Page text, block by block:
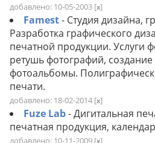
добавлено: 10-05-2003 [x]
Famest- Студия дизайна,
Разработка графического
печатной продукции. Услуги
ретушь фотографий,
фотоальбомы.
печати.
добавлено: 18-02-2014 [x]
Fuze Lab- Дигитальная
печатная продукция,
добавлено: 10-11-2009 [x]